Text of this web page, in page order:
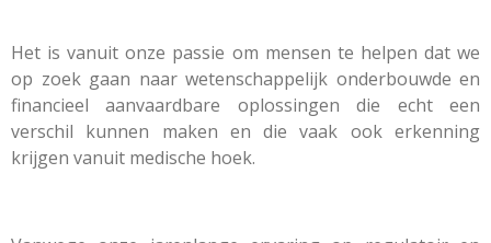
Het is vanuit onze passie om mensen te helpen dat we
op zoek gaan naar wetenschappelijk onderbouwde en
financieel aanvaardbare oplossingen die echt een
verschil kunnen maken en die vaak ook erkenning
krijgen vanuit medische hoek.